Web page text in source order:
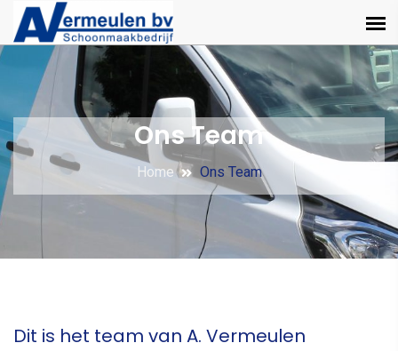
Ons Team
Home Ons Team
Dit is het team van A. Vermeulen